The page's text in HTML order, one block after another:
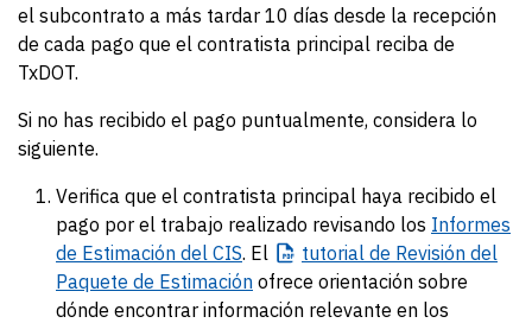
el subcontrato a más tardar 10 días desde la recepción
de cada pago que el contratista principal reciba de
TxDOT.
Si no has recibido el pago puntualmente, considera lo
siguiente.
Verifica que el contratista principal haya recibido el
pago por el trabajo realizado revisando los Informes
de Estimación del CIS. El tutorial de Revisión del
Paquete de Estimación ofrece orientación sobre
dónde encontrar información relevante en los